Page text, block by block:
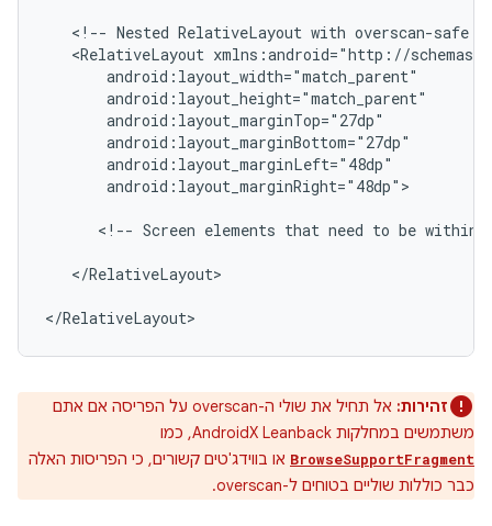
<!-- Nested RelativeLayout with overscan-safe
<RelativeLayout
android:layout_marginRight="48dp">
<!-- Screen elements that need to be within
</RelativeLayout>
</RelativeLayout>
זהירות:
אל תחיל את שולי ה-overscan על הפריסה אם אתם
משתמשים במחלקות AndroidX Leanback, כמו
BrowseSupportFragment או בווידג'טים קשורים, כי הפריסות האלה
כבר כוללות שוליים בטוחים ל-overscan.